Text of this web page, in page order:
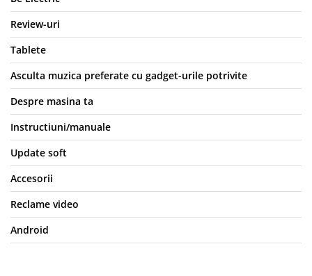
Review-uri
Tablete
Asculta muzica preferate cu gadget-urile potrivite
Despre masina ta
Instructiuni/manuale
Update soft
Accesorii
Reclame video
Android